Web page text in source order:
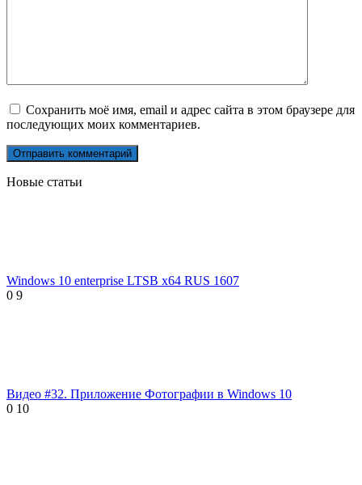
Сохранить моё имя, email и адрес сайта в этом браузере для
последующих моих комментариев.
Новые статьи
Windows 10 enterprise LTSB x64 RUS 1607
0 9
Видео #32. Приложение Фотографии в Windows 10
0 10